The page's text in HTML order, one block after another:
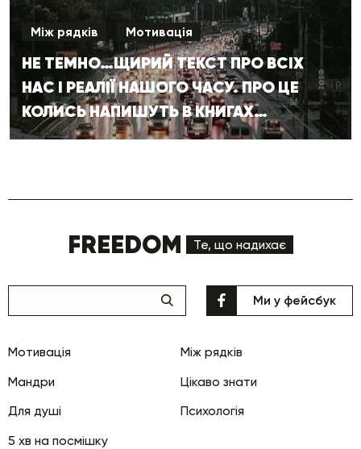
Між рядків Мотивація
НЕ ТЕМНО…ЩИРИЙ ТЕКСТ ПРО ВСІХ
НАС І РЕАЛІЇ НАШОГО ЧАСУ. ПРО ЦЕ
КОЛИСЬ НАПИШУТЬ В КНИГАХ…
FREEDOM Те, що надихає
Мотивація
Між рядків
Мандри
Цікаво знати
Для душі
Психологія
5 хв на посмішку
Ми у фейсбук